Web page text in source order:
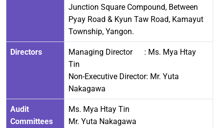
Junction Square Compound, Between
Pyay Road & Kyun Taw Road, Kamayut
Township, Yangon.
Directors
Managing Director : Ms. Mya Htay
Tin
Non-Executive Director: Mr. Yuta
Nakagawa
Audit
Committees
Ms. Mya Htay Tin
Mr. Yuta Nakagawa